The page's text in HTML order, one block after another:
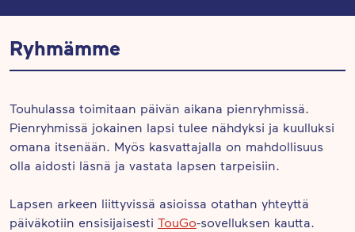
Ryhmämme
Touhulassa toimitaan päivän aikana pienryhmissä.
Pienryhmissä jokainen lapsi tulee nähdyksi ja kuulluksi
omana itsenään. Myös kasvattajalla on mahdollisuus
olla aidosti läsnä ja vastata lapsen tarpeisiin.
Lapsen arkeen liittyvissä asioissa otathan yhteyttä
päiväkotiin ensisijaisesti TouGo-sovelluksen kautta.